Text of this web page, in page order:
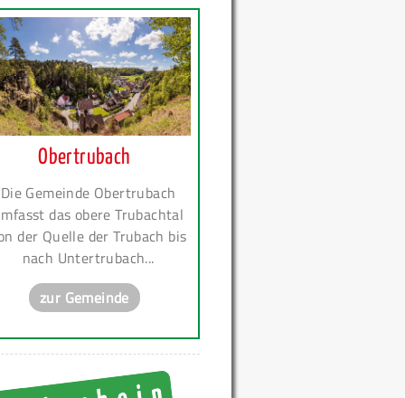
Obertrubach
Die Gemeinde Obertrubach
das obere Trubachtal
der Quelle der Trubach bis
nach Untertrubach...
zur Gemeinde